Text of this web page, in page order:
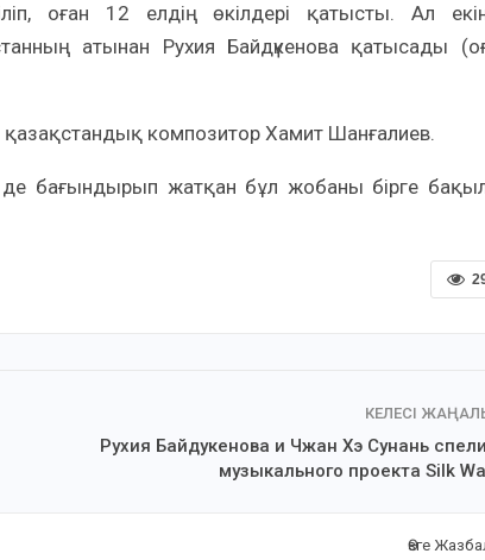
оған 12 елдің өкілдері қатысты. Ал
атынан Рухия Байдүкенова қатысады
композитор Хамит Шанғалиев.
де бағындырып жатқан бұл жобаны бірге
КЕЛЕСІ
Рухия Байдукенова и Чжан Хэ Сунань
музыкального проекта Silk
Өзге